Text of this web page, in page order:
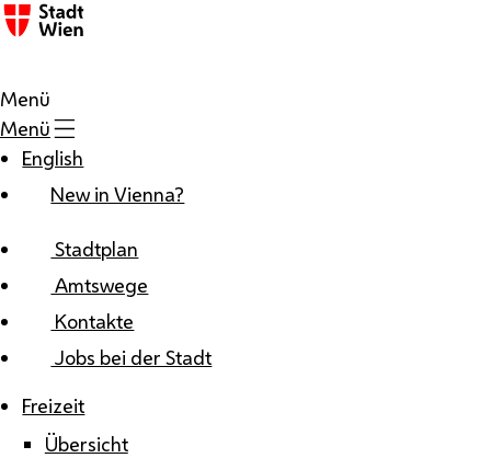
Zum Inhalt
Menü
Menü
English
New in Vienna?
Stadtplan
Amtswege
Kontakte
Jobs bei der Stadt
Freizeit
Übersicht